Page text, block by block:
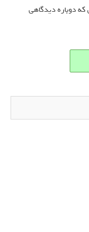
که دوباره دیدگاهی